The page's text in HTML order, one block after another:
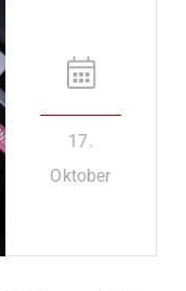
17.
Oktober